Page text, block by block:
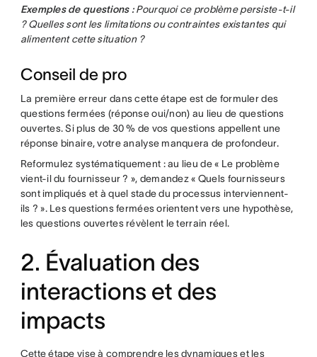
Exemples de questions :Pourquoi ce problème persiste-t-il
? Quelles sont les limitations ou contraintes existantes qui
alimentent cette situation ?
Conseil de pro
La première erreur dans cette étape est de formuler des
questions fermées (réponse oui/non) au lieu de questions
ouvertes. Si plus de 30 % de vos questions appellent une
réponse binaire, votre analyse manquera de profondeur.
Reformulez systématiquement : au lieu de « Le problème
vient-il du fournisseur ? », demandez « Quels fournisseurs
sont impliqués et à quel stade du processus interviennent-
ils ? ». Les questions fermées orientent vers une hypothèse,
les questions ouvertes révèlent le terrain réel.
2. Évaluation des
interactions et des
impacts
Cette étape vise à comprendre les dynamiques et les